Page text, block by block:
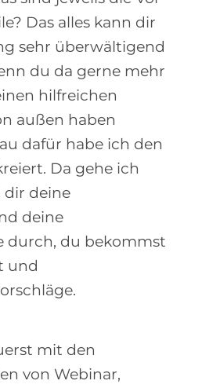
Das alles kann dir
sehr überwältigend
du da gerne mehr
hilfreichen
außen haben
dafür habe ich den
Da gehe ich
dir deine
deine
durch, du bekommst
und
mit den
von Webinar,